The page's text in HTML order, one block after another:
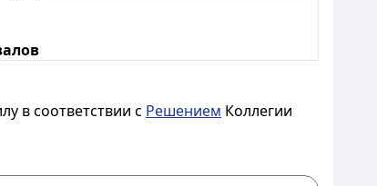
в соответствии с Решением Коллегии